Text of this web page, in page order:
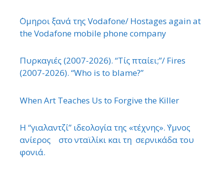
΄Ομηροι ξανά της Vodafone/ Hostages again at
the Vodafone mobile phone company
Πυρκαγιές (2007-2026). “Τίς πταίει;”/ Fires
(2007-2026). “Who is to blame?”
When Art Teaches Us to Forgive the Killer
Η “γιαλαντζί” ιδεολογία της «τέχνης». ΄Υμνος
ανίερος στο νταϊλίκι και τη σερνικάδα του
φονιά.